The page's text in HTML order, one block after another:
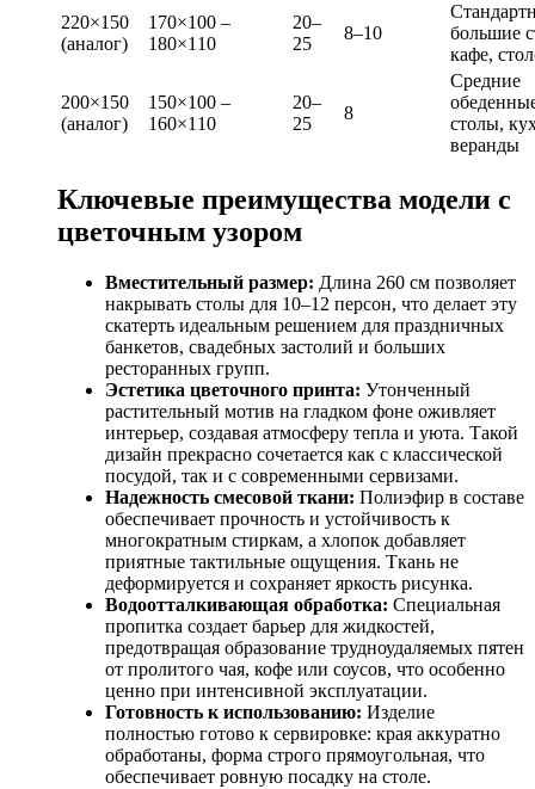
220×150
(аналог)
170×100 –
180×110
20–
25
8–10
большие
кафе,
200×150
(аналог)
150×100 –
160×110
20–
25
8
Средние
столы,
веранды
Ключевые преимущества модели с
цветочным узором
Вместительный размер: Длина 260 см позволяет
накрывать столы для 10–12 персон, что делает эту
скатерть идеальным решением для праздничных
банкетов, свадебных застолий и больших
ресторанных групп.
Эстетика цветочного принта: Утонченный
растительный мотив на гладком фоне оживляет
интерьер, создавая атмосферу тепла и уюта. Такой
дизайн прекрасно сочетается как с классической
посудой, так и с современными сервизами.
Надежность смесовой ткани: Полиэфир в составе
обеспечивает прочность и устойчивость к
многократным стиркам, а хлопок добавляет
приятные тактильные ощущения. Ткань не
деформируется и сохраняет яркость рисунка.
Водоотталкивающая обработка: Специальная
пропитка создает барьер для жидкостей,
предотвращая образование трудноудаляемых пятен
от пролитого чая, кофе или соусов, что особенно
ценно при интенсивной эксплуатации.
Готовность к использованию: Изделие
полностью готово к сервировке: края аккуратно
обработаны, форма строго прямоугольная, что
обеспечивает ровную посадку на столе.